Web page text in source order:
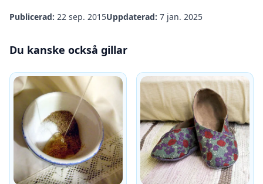
Publicerad: 22 sep. 2015Uppdaterad: 7 jan. 2025
Du kanske också gillar